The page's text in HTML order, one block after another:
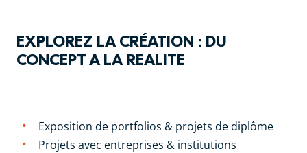
EXPLOREZ LA CRÉATION : DU
CONCEPT A LA REALITE
Exposition de portfolios & projets de diplôme
Projets avec entreprises & institutions